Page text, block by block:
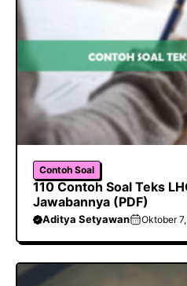
Contoh Soal
110 Contoh Soal Teks
Jawabannya (PDF)
Aditya Setyawan Oktober